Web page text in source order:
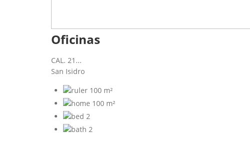
Oficinas
CAL. 21...
San Isidro
100 m²
100 m²
2
2